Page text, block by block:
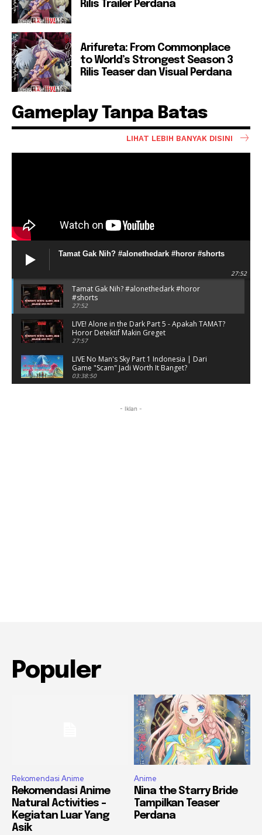
Rilis Trailer Perdana
Arifureta: From Commonplace
to World’s Strongest Season 3
Rilis Teaser dan Visual Perdana
Gameplay Tanpa Batas
LIHAT LEBIH BANYAK DISINI
Tamat Gak Nih? #alonethedark #horor #shorts
27:52
Tamat Gak Nih? #alonethedark #horor
#shorts
27:52
LIVE! Alone in the Dark Part 5 - Apakah TAMAT?
Horor Detektif Makin Greget
27:57
LIVE No Man's Sky Part 1 Indonesia | Dari
Game "Scam" Jadi Worth It Banget?
03:38:50
- Iklan -
Populer
Rekomendasi Anime
Rekomendasi Anime
Natural Activities –
Kegiatan Luar Yang
Asik
Anime
Nina the Starry Bride
Tampilkan Teaser
Perdana